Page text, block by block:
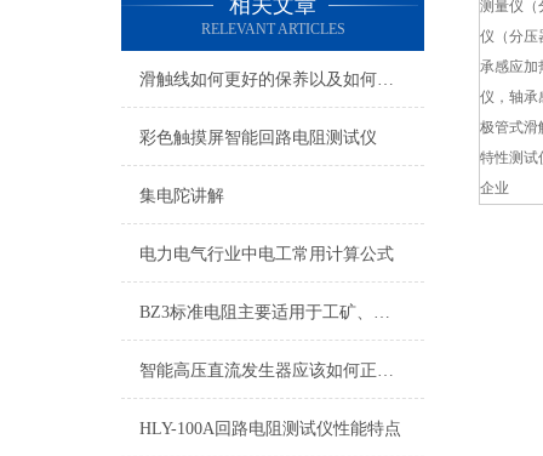
相关文章
RELEVANT ARTICLES
滑触线如何更好的保养以及如何进行故障处理
彩色触摸屏智能回路电阻测试仪
集电陀讲解
电力电气行业中电工常用计算公式
BZ3标准电阻主要适用于工矿、学校、科研使用
智能高压直流发生器应该如何正确使用
HLY-100A回路电阻测试仪性能特点
测量仪（
仪（分压
承感应加
仪，轴承
极管式滑
特性测试
企业